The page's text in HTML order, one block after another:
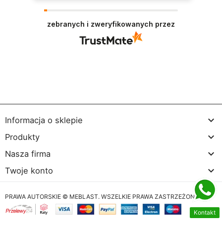
że jesteśmy na właściwym torze :) Z
pozdrowieniami, obsługa sklepu.
zebranych i zweryfikowanych przez
Informacja o sklepie 
Produkty 
Nasza firma 
Twoje konto 
Kontakt
PRAWA AUTORSKIE © MEBLAST. WSZELKIE PRAWA ZASTRZEŻONE